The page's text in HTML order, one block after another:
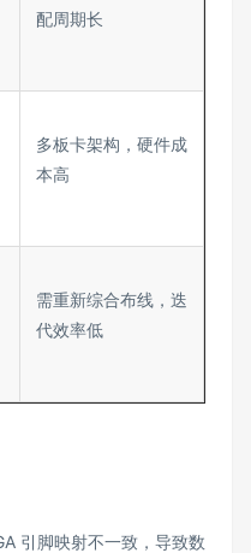
配周期长
多板卡架构，硬件成
本高
需重新综合布线，迭
代效率低
引脚映射不一致，导致数